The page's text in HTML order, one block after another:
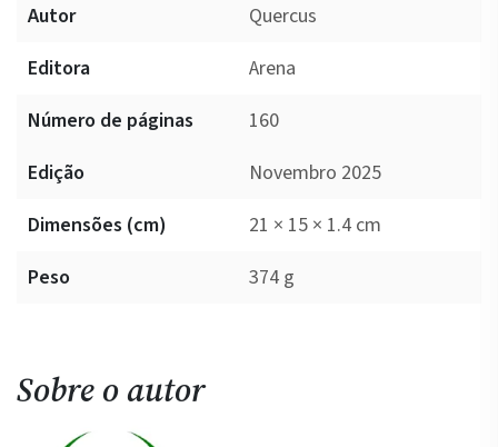
Autor
Quercus
Editora
Arena
Número de páginas
160
Edição
Novembro 2025
Dimensões (cm)
21 × 15 × 1.4 cm
Peso
374 g
Sobre o autor